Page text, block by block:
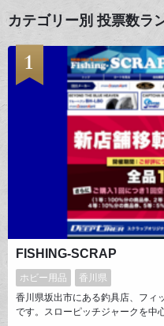
カテゴリー別 投票数ラ
FISHING-SCRAP
ホビー用品
香川県
香川県坂出市にある釣具店、フィ
です。スローピッチジャークを中